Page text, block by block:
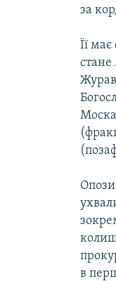
за
Її
стане
в